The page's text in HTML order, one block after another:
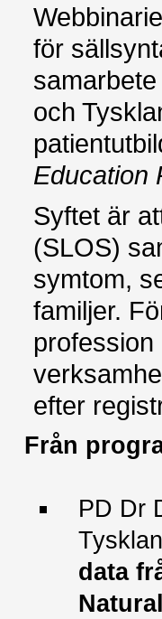
för
och
Education
Syftet är
(SLOS)
symtom,
familjer.
efter
Från
PD Dr
data